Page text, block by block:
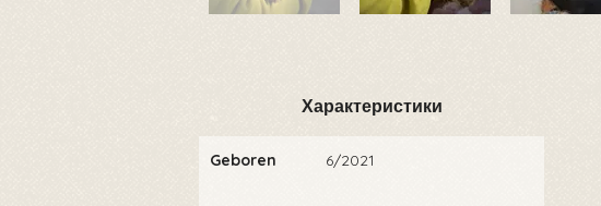
Характеристики
Geboren 6/2021